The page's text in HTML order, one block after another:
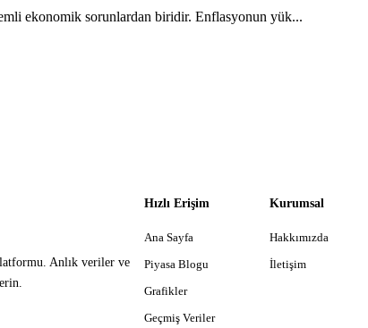
ekonomik sorunlardan biridir. Enflasyonun yük...
Anlık veriler ve
Hızlı Erişim
Ana Sayfa
Piyasa Blogu
Grafikler
Geçmiş Veriler
Kurumsal
Hakkımızda
İletişim